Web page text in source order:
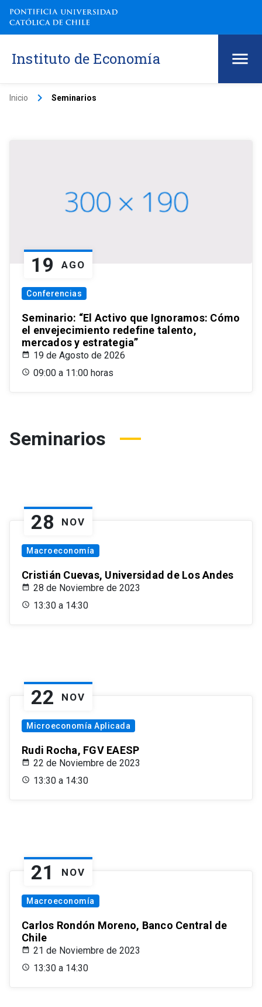
Instituto de Economía
Inicio keyboard_arrow_right Seminarios
19 AGO
Conferencias
Seminario: “El Activo que Ignoramos: Cómo
el envejecimiento redefine talento,
mercados y estrategia”
19 de Agosto de 2026
09:00 a 11:00 horas
Seminarios
28 NOV
Macroeconomía
Cristián Cuevas, Universidad de Los Andes
28 de Noviembre de 2023
13:30 a 14:30
22 NOV
Microeconomía Aplicada
Rudi Rocha, FGV EAESP
22 de Noviembre de 2023
13:30 a 14:30
21 NOV
Macroeconomía
Carlos Rondón Moreno, Banco Central de
Chile
21 de Noviembre de 2023
13:30 a 14:30